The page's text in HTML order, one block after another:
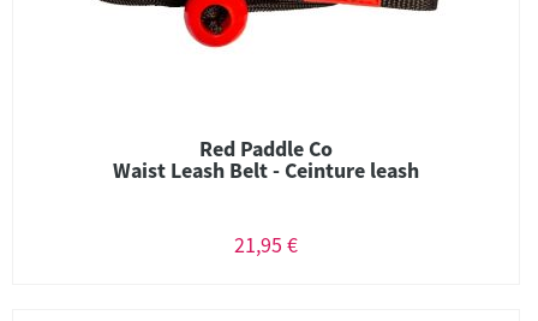
Red Paddle Co
Waist Leash Belt - Ceinture leash
21,95 €